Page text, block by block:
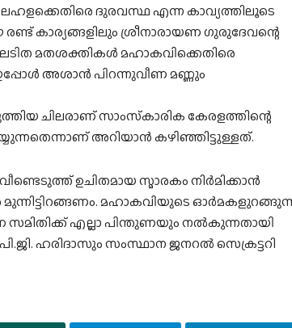
ലഹളക്കെതിരെ ദുരവസ്ഥ എന്ന കാവ്യത്തിലൂടെ
കാര്യങ്ങളിലും ശ്രീനാരായണ ഗുരുദേവന്റെ
മതശക്തികള്‍ മഹാകവിക്കെതിരെ
അശാന്‍ പിറന്നുവീണ മണ്ണും
ചിലരാണ് സാംസ്‌കാരിക കേരളത്തിന്റെ
അറിയാന്‍ കഴിഞ്ഞിട്ടുള്ളത്.
ഉചിതമായ സ്മാരകം നിര്‍മിക്കാന്‍
മഹാകവിയുടെ
സമിതിക്ക് എല്ലാ പിന്തുണയും നല്‍കുന്നതായി
ഹരിദാസും സംസ്ഥാന ജനറല്‍ സെക്രട്ടറി